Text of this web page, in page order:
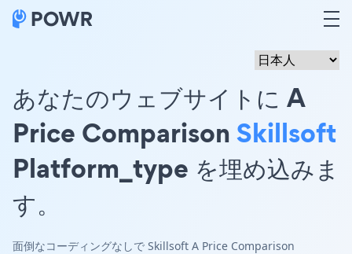
あなたのウェブサイトに A
Price ComparisonSkillsoft
Platform_type を埋め込みま
す。
面倒なコーディングなしで Skillsoft A Price Comparison